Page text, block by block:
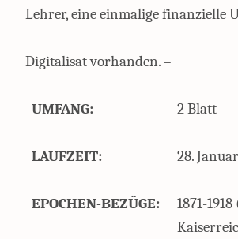
Lehrer, eine einmalige finanzielle
–
Digitalisat vorhanden. –
UMFANG: 2 Blatt
LAUFZEIT: 28.
EPOCHEN-BEZÜGE:
1871-